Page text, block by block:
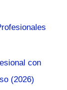
con
(2026)